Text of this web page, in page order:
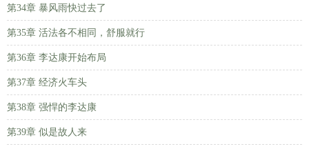
第34章 暴风雨快过去了
第35章 活法各不相同，舒服就行
第36章 李达康开始布局
第37章 经济火车头
第38章 强悍的李达康
第39章 似是故人来